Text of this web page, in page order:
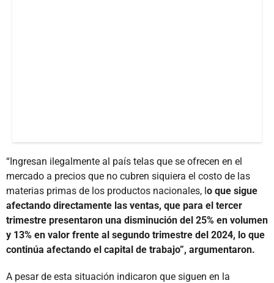
“Ingresan ilegalmente al país telas que se ofrecen en el
mercado a precios que no cubren siquiera el costo de las
materias primas de los productos nacionales, lo que sigue
afectando directamente las ventas, que para el tercer
trimestre presentaron una disminución del 25% en volumen
y 13% en valor frente al segundo trimestre del 2024, lo que
continúa afectando el capital de trabajo”, argumentaron.
A pesar de esta situación indicaron que siguen en la